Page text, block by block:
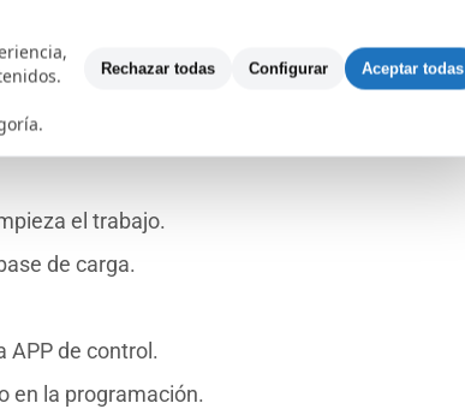
hallarán muchas fallas comunes en el
se enciende.
el trabajo.
de carga.
APP de control.
en la programación.
Rechazar todas Configurar Aceptar todas